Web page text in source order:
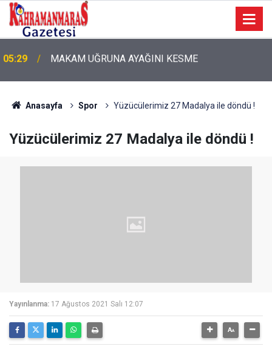
05:11 Bugün Dosta Gidiyorum!
Anasayfa Spor Yüzücülerimiz 27 Madalya ile döndü !
Yüzücülerimiz 27 Madalya ile döndü !
Yayınlanma: 17 Ağustos 2021 Salı 12:07